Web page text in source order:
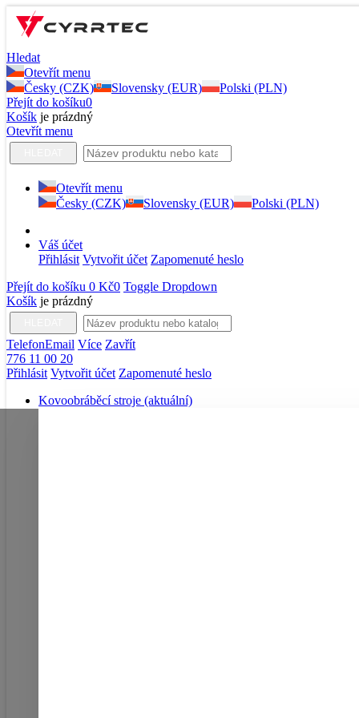
Hledat
Otevřít menu
Česky (CZK)
Slovensky (EUR)
Polski (PLN)
Přejít do košíku0
Košík je prázdný
Otevřít menu
Otevřít menu
Česky (CZK)
Slovensky (EUR) Polski (PLN)
Váš účet
Přihlásit Vytvořit účet Zapomenuté heslo
Přejít do košíku 0 Kč0 Toggle Dropdown
Košík je prázdný
TelefonEmail Více Zavřít
776 11 00 20
Přihlásit Vytvořit účet Zapomenuté heslo
Kovoobráběcí stroje (aktuální)